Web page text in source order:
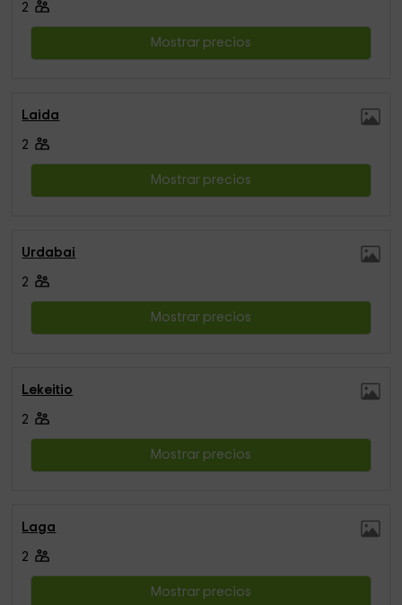
2
Mostrar precios
Laida
2
Mostrar precios
Urdabai
2
Mostrar precios
Lekeitio
2
Mostrar precios
Laga
2
Mostrar precios